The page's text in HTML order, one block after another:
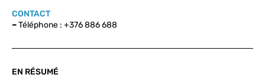
CONTACT
–Téléphone : +376 886 688
EN RÉSUMÉ